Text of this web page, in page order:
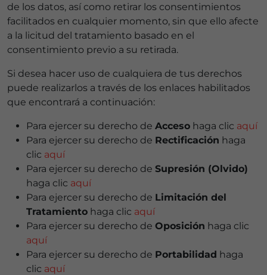
de los datos, así como retirar los consentimientos
facilitados en cualquier momento, sin que ello afecte
a la licitud del tratamiento basado en el
consentimiento previo a su retirada.
Si desea hacer uso de cualquiera de tus derechos
puede realizarlos a través de los enlaces habilitados
que encontrará a continuación:
Para ejercer su derecho de Acceso haga clic aquí
Para ejercer su derecho de Rectificación haga
clic aquí
Para ejercer su derecho de Supresión (Olvido)
haga clic aquí
Para ejercer su derecho de Limitación del
Tratamiento haga clic aquí
Para ejercer su derecho de Oposición haga clic
aquí
Para ejercer su derecho de Portabilidad haga
clic aquí